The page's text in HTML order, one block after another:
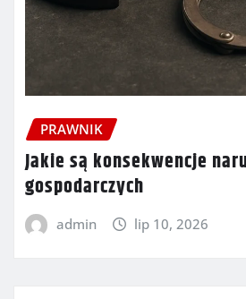
PRAWNIK
Jakie są konsekwencje
gospodarczych
admin lip 10, 2026